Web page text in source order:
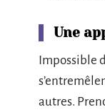
Une
Impossible
autres.